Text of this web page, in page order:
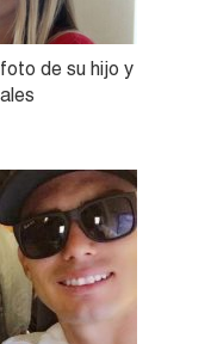
de su hijo y